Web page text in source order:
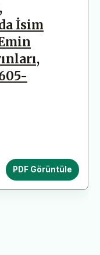
İsim
PDF Görüntüle